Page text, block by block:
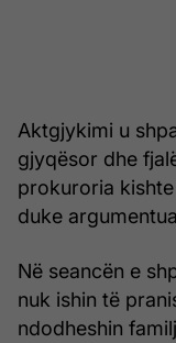
Aktgjykimi u
gjyqësor dhe
prokuroria
duke
Në seancën e
nuk ishin të
ndodheshin